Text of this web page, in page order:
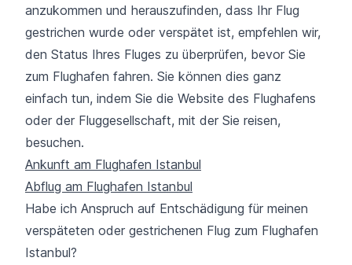
anzukommen und herauszufinden, dass Ihr Flug
gestrichen wurde oder verspätet ist, empfehlen wir,
den Status Ihres Fluges zu überprüfen, bevor Sie
zum Flughafen fahren. Sie können dies ganz
einfach tun, indem Sie die Website des Flughafens
oder der Fluggesellschaft, mit der Sie reisen,
besuchen.
Ankunft am Flughafen Istanbul
Abflug am Flughafen Istanbul
Habe ich Anspruch auf Entschädigung für meinen
verspäteten oder gestrichenen Flug zum Flughafen
Istanbul?